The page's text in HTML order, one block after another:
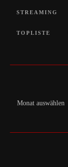
STREAMING
TOPLISTE
Archiv